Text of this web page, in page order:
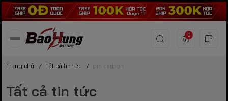
0
Trang chủ / Tất cả tin tức / pin carbon
Tất cả tin tức